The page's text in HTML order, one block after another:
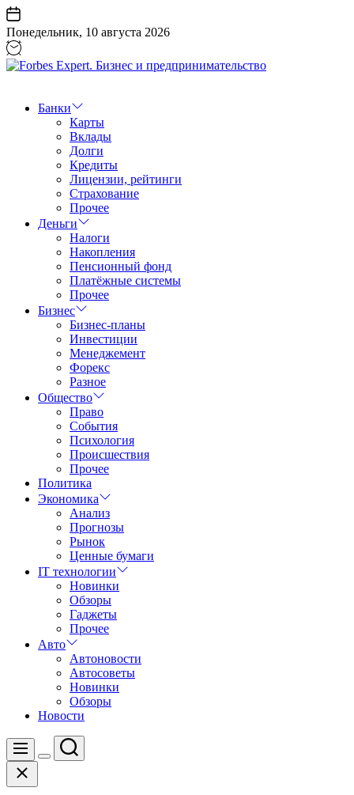
Перейти
к
содержанию
Понедельник, 10 августа 2026
Бизнес
предпринимательство
Банки
Карты
Вклады
Долги
Кредиты
Лицензии, рейтинги
Страхование
Прочее
Деньги
Налоги
Накопления
Пенсионный фонд
Платёжные системы
Прочее
Бизнес
Бизнес-планы
Инвестиции
Менеджемент
Форекс
Разное
Общество
Право
События
Психология
Происшествия
Прочее
Политика
Экономика
Анализ
Прогнозы
Рынок
Ценные бумаги
IT технологии
Новинки
Обзоры
Гаджеты
Прочее
Авто
Автоновости
Автосоветы
Новинки
Обзоры
Новости
Меню
Цвет
Поиск
Закрыть